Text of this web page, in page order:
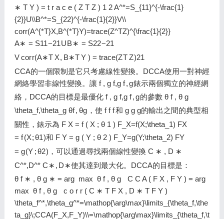
∗ T Y ) = t r a c e ( Z T Z ) 1 2 A^*=S_{11}^{-\frac{1}
{2}}U\\B^*=S_{22}^{-\frac{1}{2}}V\\
corr(A^{*T}X,B^{*T}Y)=trace(Z^TZ)^{\frac{1}{2}}
A∗ = S11−21UB∗ = S22−21
Vcorr(A∗T X, B∗TY ) = trace(ZTZ)21
CCA的一個限制是它只考慮線性變換。DCCA使用一對神經
網絡學習非線性變換。讓 f , g f,g f,g錶示兩個獨立的神經網
絡，DCCA的目標是最優化f , g f,g f,g的參數θ f , θ g
\theta_f,\theta_g θf, θg ，使 f ff和 g g g的輸出之間的典型相
關性，錶示為 F X = f ( X ; θ 1 ) F_X=f(X;\theta_1) FX
= f(X;θ1)和 F Y = g ( Y ; θ 2 ) F_Y=g(Y;\theta_2) FY
= g(Y ; θ2) ，可以通過尋找兩個線性變換 C ∗ , D ∗
C^*,D^* C ∗ , D ∗使其達到最大化。DCCA的目標是：
θ f ∗ , θ g ∗ = arg ⁡ max ⁡ θ f , θ g C C A ( F X , F Y ) = arg ⁡
max ⁡ θ f , θ g c o r r ( C ∗ T F X , D ∗ T F Y )
\theta_f^*,\theta_g^*=\mathop{\arg\max}\limits_{\theta_f,\the
ta_g}\;CCA(F_X,F_Y)\\=\mathop{\arg\max}\limits_{\theta_f,\t